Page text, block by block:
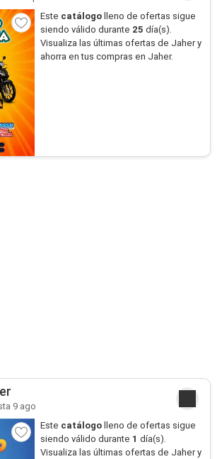
Este catálogo lleno de ofertas sigue
siendo válido durante 25 día(s).
Visualiza las últimas ofertas de Jaher y
ahorra en tus compras en Jaher.
9 ago
Este catálogo lleno de ofertas sigue
siendo válido durante 1 día(s).
Visualiza las últimas ofertas de Jaher y